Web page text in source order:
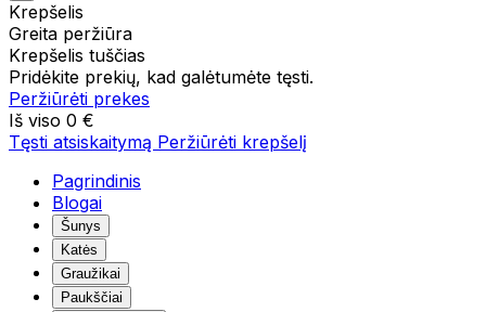
Krepšelis
Greita peržiūra
Krepšelis tuščias
Pridėkite prekių, kad galėtumėte tęsti.
Peržiūrėti prekes
Iš viso 0 €
Tęsti atsiskaitymą Peržiūrėti krepšelį
Pagrindinis
Blogai
Šunys
Katės
Graužikai
Paukščiai